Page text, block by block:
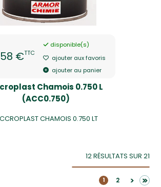
€TTC
disponible(s)
ajouter aux favoris
ajouter au panier
Chamois 0.750 L
(ACC0.750)
CHAMOIS 0.750 LT
12 RÉSULTATS SUR 21
1 2 > >>